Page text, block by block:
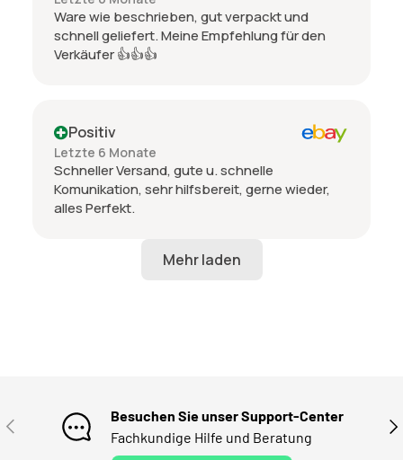
Ware wie beschrieben, gut verpackt und
schnell geliefert. Meine Empfehlung für den
Verkäufer 👍👍👍
Positiv
Letzte 6 Monate
Schneller Versand, gute u. schnelle
Komunikation, sehr hilfsbereit, gerne wieder,
alles Perfekt.
VORHERIGE
Besuchen Sie unser Support-Center
Fachkundige Hilfe und Beratung